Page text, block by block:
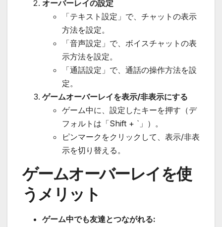
オーバーレイの設定
「テキスト設定」で、チャットの表示
方法を設定。
「音声設定」で、ボイスチャットの表
示方法を設定。
「通話設定」で、通話の操作方法を設
定。
ゲームオーバーレイを表示/非表示にする
ゲーム中に、設定したキーを押す（デ
フォルトは「Shift + `」）。
ピンマークをクリックして、表示/非表
示を切り替える。
ゲームオーバーレイを使
うメリット
ゲーム中でも友達とつながれる: